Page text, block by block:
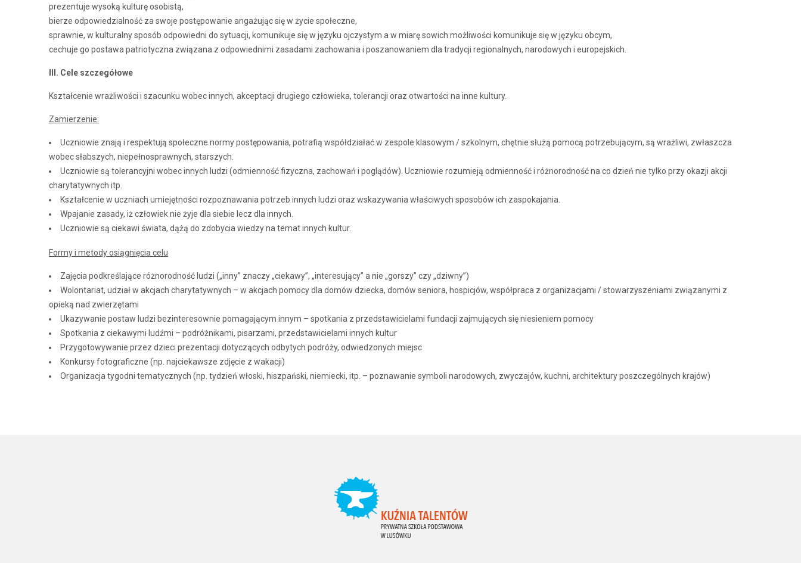
prezentuje wysoką kulturę osobistą,
bierze odpowiedzialność za swoje postępowanie angażując się w życie społeczne,
sprawnie, w kulturalny sposób odpowiedni do sytuacji, komunikuje się w języku ojczystym a w miarę sowich możliwości komunikuje się w języku obcym,
cechuje go postawa patriotyczna związana z odpowiednimi zasadami zachowania i poszanowaniem dla tradycji regionalnych, narodowych i europejskich.
III. Cele szczegółowe
Kształcenie wrażliwości i szacunku wobec innych, akceptacji drugiego człowieka, tolerancji oraz otwartości na inne kultury.
Zamierzenie:
Uczniowie znają i respektują społeczne normy postępowania, potrafią współdziałać w zespole klasowym / szkolnym, chętnie służą pomocą potrzebującym, są wrażliwi, zwłaszcza
wobec słabszych, niepełnosprawnych, starszych.
Uczniowie są tolerancyjni wobec innych ludzi (odmienność fizyczna, zachowań i poglądów). Uczniowie rozumieją odmienność i różnorodność na co dzień nie tylko przy okazji akcji
charytatywnych itp.
Kształcenie w uczniach umiejętności rozpoznawania potrzeb innych ludzi oraz wskazywania właściwych sposobów ich zaspokajania.
Wpajanie zasady, iż człowiek nie żyje dla siebie lecz dla innych.
Uczniowie są ciekawi świata, dążą do zdobycia wiedzy na temat innych kultur.
Formy i metody osiągnięcia celu
Zajęcia podkreślające różnorodność ludzi („inny” znaczy „ciekawy”, „interesujący” a nie „gorszy” czy „dziwny”)
Wolontariat, udział w akcjach charytatywnych – w akcjach pomocy dla domów dziecka, domów seniora, hospicjów, współpraca z organizacjami / stowarzyszeniami związanymi z
opieką nad zwierzętami
Ukazywanie postaw ludzi bezinteresownie pomagającym innym – spotkania z przedstawicielami fundacji zajmujących się niesieniem pomocy
Spotkania z ciekawymi ludźmi – podróżnikami, pisarzami, przedstawicielami innych kultur
Przygotowywanie przez dzieci prezentacji dotyczących odbytych podróży, odwiedzonych miejsc
Konkursy fotograficzne (np. najciekawsze zdjęcie z wakacji)
Organizacja tygodni tematycznych (np. tydzień włoski, hiszpański, niemiecki, itp. – poznawanie symboli narodowych, zwyczajów, kuchni, architektury poszczególnych krajów)